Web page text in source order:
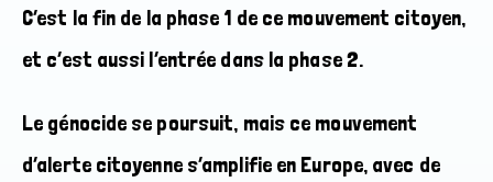
C’est la fin de la phase 1 de ce mouvement citoyen,
et c’est aussi l’entrée dans la phase 2.
Le génocide se poursuit, mais ce mouvement
d’alerte citoyenne s’amplifie en Europe, avec de